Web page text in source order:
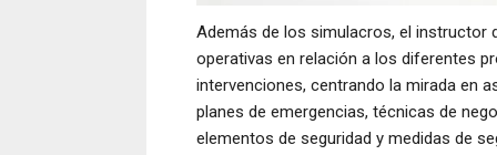
Además de los simulacros, el instructor
operativas en relación a los diferentes
intervenciones, centrando la mirada en
planes de emergencias, técnicas de
elementos de seguridad y medidas de